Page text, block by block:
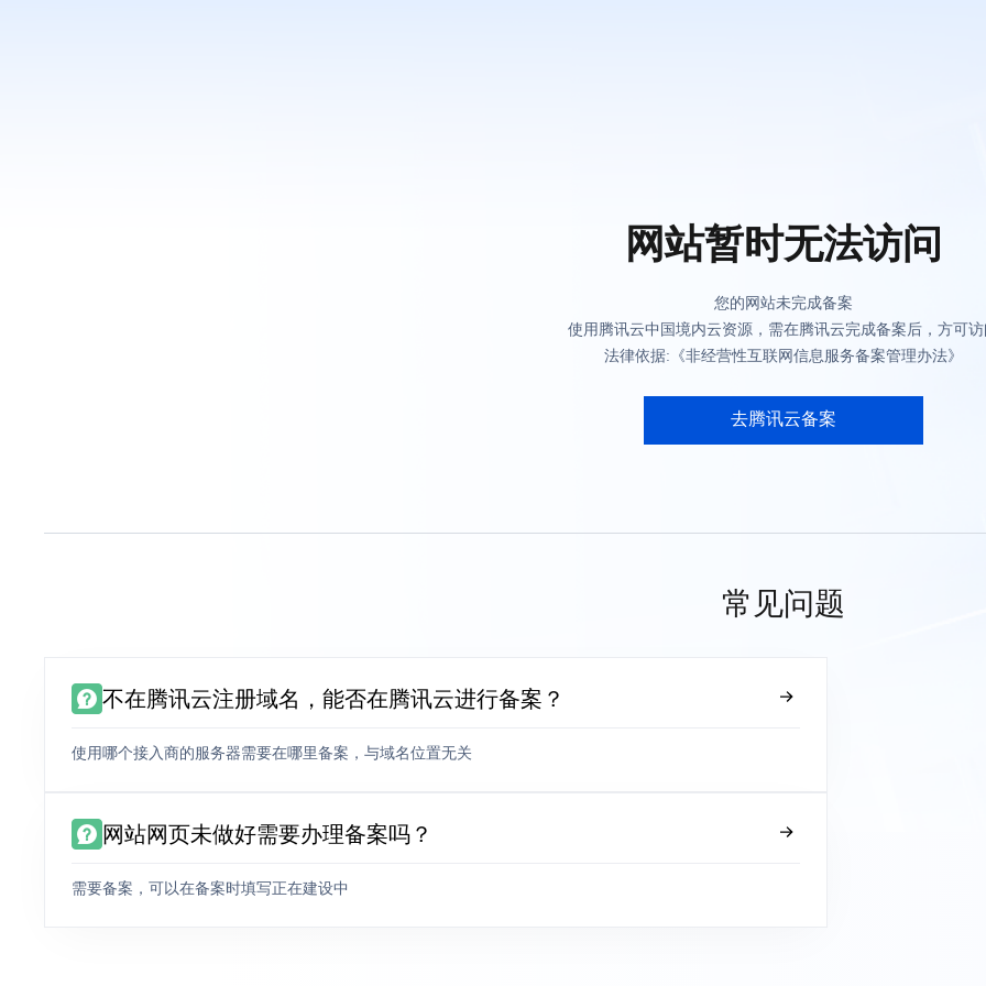
网站暂时无法访问
您的网站未完成备案
使用腾讯云中国境内云资源，需在腾讯云完成备案后，方可
法律依据:《非经营性互联网信息服务备案管理办法》
去腾讯云备案
常见问题
不在腾讯云注册域名，能否在腾讯云进行备案？
使用哪个接入商的服务器需要在哪里备案，与域名位置无关
网站网页未做好需要办理备案吗？
需要备案，可以在备案时填写正在建设中